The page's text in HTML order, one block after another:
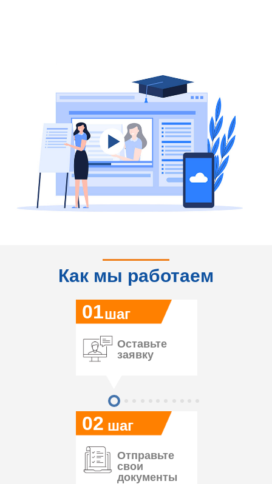
Как мы работаем
02
01
Оставьте
заявку
шаг
шаг
Отправьте
свои
документы